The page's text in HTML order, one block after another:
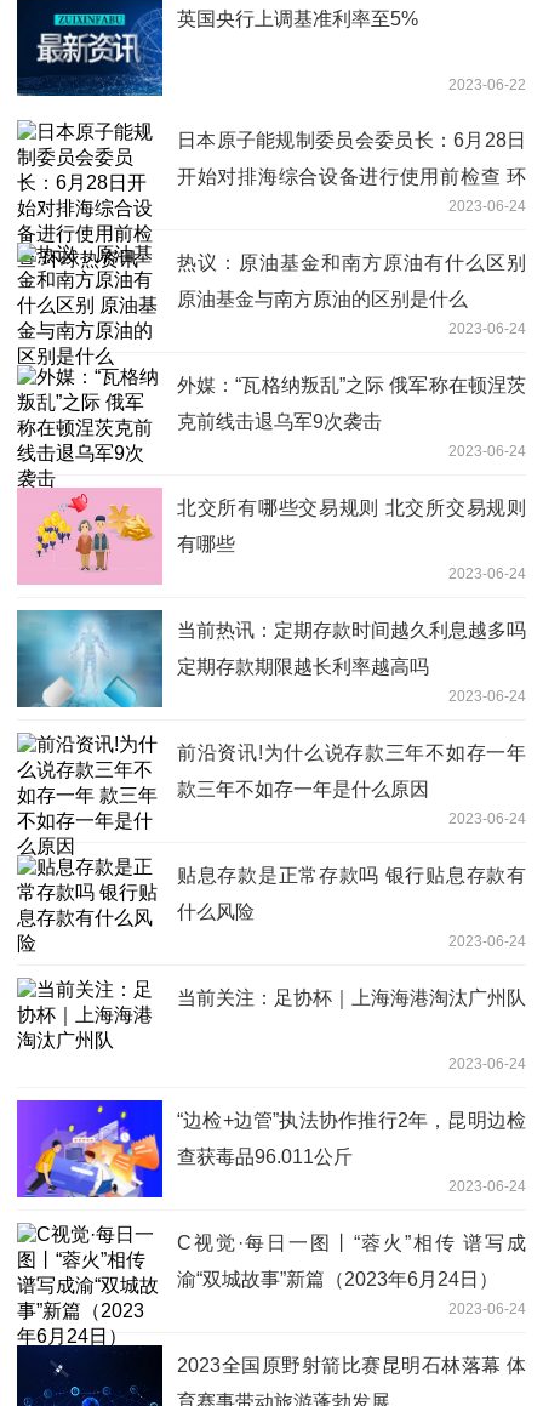
英国央行上调基准利率至5%
2023-06-22
日本原子能规制委员会委员长：6月28日
开始对排海综合设备进行使用前检查 环
2023-06-24
热议：原油基金和南方原油有什么区别
原油基金与南方原油的区别是什么
2023-06-24
外媒：“瓦格纳叛乱”之际 俄军称在顿涅茨
克前线击退乌军9次袭击
2023-06-24
北交所有哪些交易规则 北交所交易规则
有哪些
2023-06-24
当前热讯：定期存款时间越久利息越多吗
定期存款期限越长利率越高吗
2023-06-24
前沿资讯!为什么说存款三年不如存一年
款三年不如存一年是什么原因
2023-06-24
贴息存款是正常存款吗 银行贴息存款有
什么风险
2023-06-24
当前关注：足协杯｜上海海港淘汰广州队
2023-06-24
“边检+边管”执法协作推行2年，昆明边检
查获毒品96.011公斤
2023-06-24
C视觉·每日一图丨“蓉火”相传 谱写成
渝“双城故事”新篇（2023年6月24日）
2023-06-24
2023全国原野射箭比赛昆明石林落幕 体
育赛事带动旅游蓬勃发展